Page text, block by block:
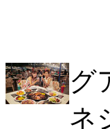
グ
ネ